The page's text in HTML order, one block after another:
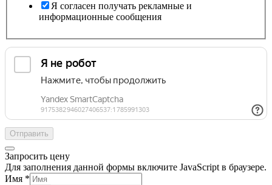
Я согласен получать рекламные и
информационные сообщения
Отправить
Запросить цену
Для заполнения данной формы включите JavaScript в браузере.
Имя *